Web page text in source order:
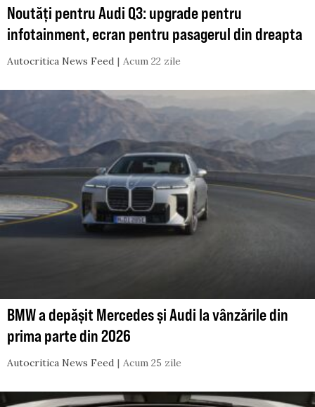
Noutăți pentru Audi Q3: upgrade pentru
infotainment, ecran pentru pasagerul din dreapta
Autocritica News Feed Acum 22 zile
BMW a depășit Mercedes și Audi la vânzările din
prima parte din 2026
Autocritica News Feed Acum 25 zile